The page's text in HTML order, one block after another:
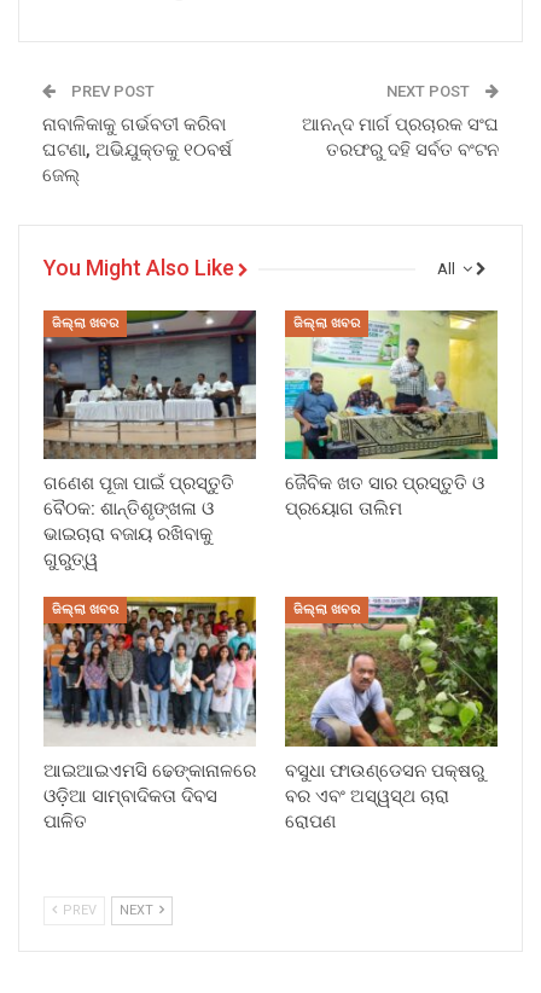
PREV POST
ନାବାଳିକାକୁ ଗର୍ଭବତୀ କରିବା
ଘଟଣା, ଅଭିଯୁକ୍ତକୁ ୧୦ବର୍ଷ
ଜେଲ୍
NEXT POST
ଆନନ୍ଦ ମାର୍ଗ ପ୍ରଚାରକ ସଂଘ
ତରଫରୁ ଦହି ସର୍ବତ ବଂଟନ
All
You Might Also Like
ଜିଲ୍ଲା ଖବର
ଗଣେଶ ପୂଜା ପାଇଁ ପ୍ରସ୍ତୁତି
ବୈଠକ: ଶାନ୍ତିଶୃଙ୍ଖଳା ଓ
ଭାଇଚାରା ବଜାୟ ରଖିବାକୁ
ଗୁରୁତ୍ୱ
ଜିଲ୍ଲା ଖବର
ଜୈବିକ ଖତ ସାର ପ୍ରସ୍ତୁତି ଓ
ପ୍ରୟୋଗ ତାଲିମ
ଜିଲ୍ଲା ଖବର
ଆଇଆଇଏମସି ଢେଙ୍କାନାଳରେ
ଓଡ଼ିଆ ସାମ୍ବାଦିକତା ଦିବସ
ପାଳିତ
ଜିଲ୍ଲା ଖବର
ବସୁଧା ଫାଉଣ୍ଡେସନ ପକ୍ଷରୁ
ବର ଏବଂ ଅସ୍ୱସ୍ଥ ଚାରା
ରୋପଣ
PREV NEXT